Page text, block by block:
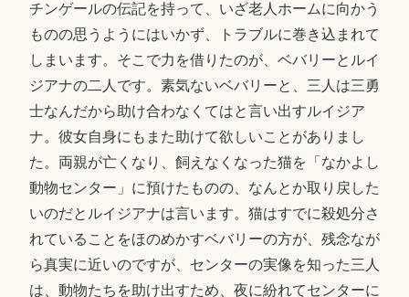
チンゲールの伝記を持って、いざ老人ホームに向かう
ものの思うようにはいかず、トラブルに巻き込まれて
しまいます。そこで力を借りたのが、ベバリーとルイ
ジアナの二人です。素気ないベバリーと、三人は三勇
士なんだから助け合わなくてはと言い出すルイジア
ナ。彼女自身にもまた助けて欲しいことがありまし
た。両親が亡くなり、飼えなくなった猫を「なかよし
動物センター」に預けたものの、なんとか取り戻した
いのだとルイジアナは言います。猫はすでに殺処分さ
れていることをほのめかすベバリーの方が、残念なが
ら真実に近いのですが、センターの実像を知った三人
は、動物たちを助け出すため、夜に紛れてセンターに